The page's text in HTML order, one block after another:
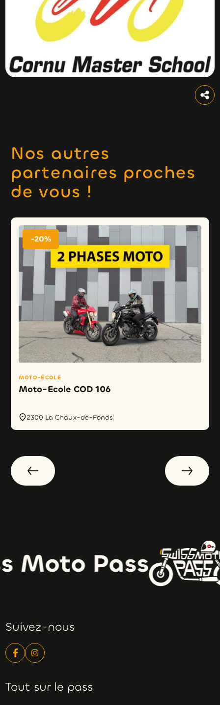
Nos autres
partenaires proches
de vous !
-20%
MOTO-ÉCOLE
Moto-Ecole COD 106
2300 La Chaux-de-Fonds
Moto Pass
Suivez-nous
Tout sur le pass